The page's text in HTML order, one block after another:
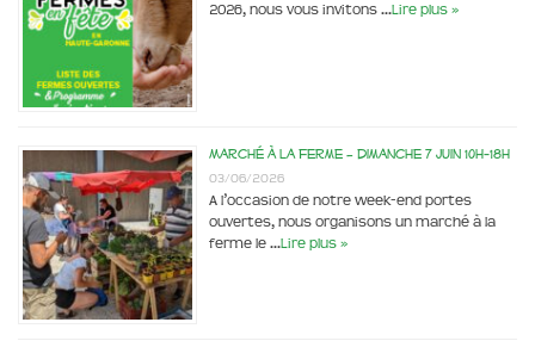
2026, nous vous invitons …Lire plus »
Marché à la ferme – dimanche 7 juin 10h-18h
03/06/2026
A l’occasion de notre week-end portes
ouvertes, nous organisons un marché à la
ferme le …Lire plus »